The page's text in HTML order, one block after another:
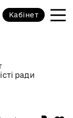
ради
Кабінет
від 19
від 23